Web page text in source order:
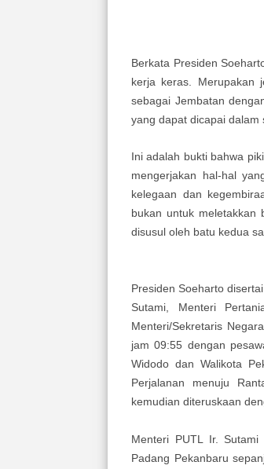
Berkata Presiden
kerja keras. Merupakan
sebagai Jembatan
yang dapat dicapai dalam
Ini adalah bukti bahwa
mengerjakan hal-hal
kelegaan dan
bukan untuk meletakkan
disusul oleh batu kedua
Presiden Soeharto
Sutami, Menteri
Menteri/Sekretaris
jam 09:55 dengan
Widodo dan Walikota
Perjalanan menuju
kemudian diteruskaan
Menteri PUTL Ir.
Padang Pekanbaru